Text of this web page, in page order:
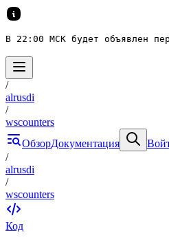
В 22:00 МСК будет объявлен
/
alrusdi
/
wscounters
ОбзорДокументация
/
alrusdi
/
wscounters
Код